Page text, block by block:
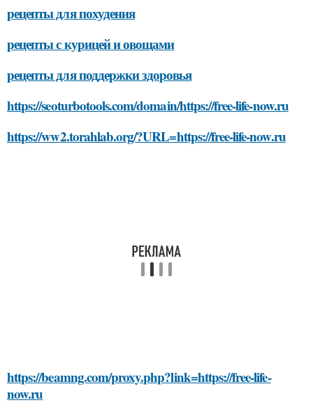
рецепты для похудения
рецепты с курицей и овощами
рецепты для поддержки здоровья
https://seoturbotools.com/domain/https://free-life-now.ru
https://ww2.torahlab.org/?URL=https://free-life-now.ru
https://beamng.com/proxy.php?link=https://free-life-
now.ru